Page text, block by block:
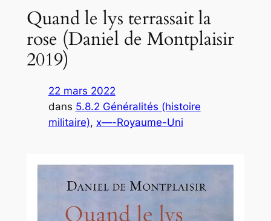
Quand le lys terrassait la
rose (Daniel de Montplaisir
2019)
22 mars 2022
dans 5.8.2 Généralités (histoire
militaire), x—-Royaume-Uni